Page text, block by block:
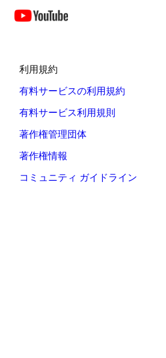
利用規約
有料サービスの利用規約
有料サービス利用規則
著作権管理団体
著作権情報
コミュニティ ガイドライン